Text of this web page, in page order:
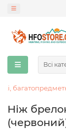
Всі
Ніж